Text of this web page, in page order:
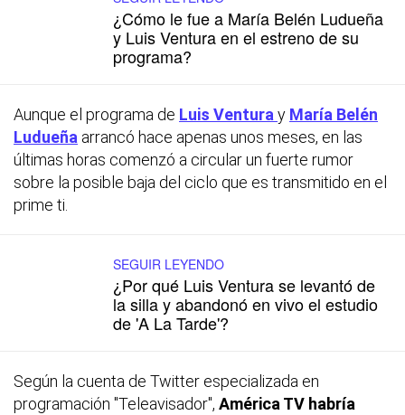
¿Cómo le fue a María Belén Ludueña
y Luis Ventura en el estreno de su
programa?
Aunque el programa de Luis Ventura y María Belén
Ludueña arrancó hace apenas unos meses, en las
últimas horas comenzó a circular un fuerte rumor
sobre la posible baja del ciclo que es transmitido en el
prime ti.
SEGUIR LEYENDO
¿Por qué Luis Ventura se levantó de
la silla y abandonó en vivo el estudio
de 'A La Tarde'?
Según la cuenta de Twitter especializada en
programación "Teleavisador", América TV habría